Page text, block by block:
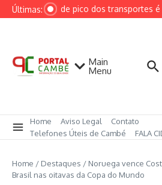
Ir para o conteúdo
Últimas:
Horário de pico dos transportes é
Main
Menu
Home Aviso Legal
Contato
Telefones Úteis de Cambé
FALA
Home / Destaques / Noruega vence
Brasil nas oitavas da Copa do Mundo